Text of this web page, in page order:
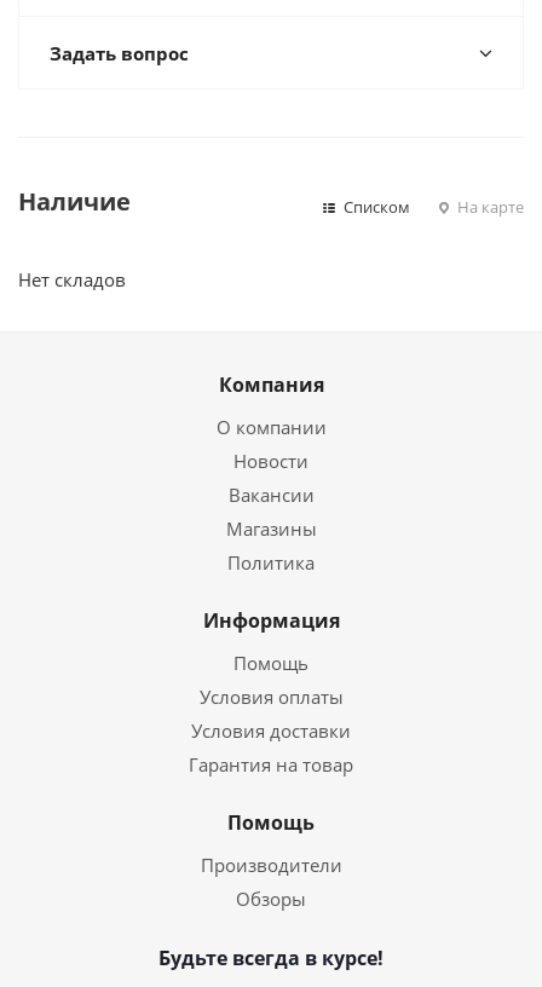
Задать вопрос
Наличие Списком На карте
Нет складов
Компания
О компании
Новости
Вакансии
Магазины
Политика
Информация
Помощь
Условия оплаты
Условия доставки
Гарантия на товар
Помощь
Производители
Обзоры
Будьте всегда в курсе!